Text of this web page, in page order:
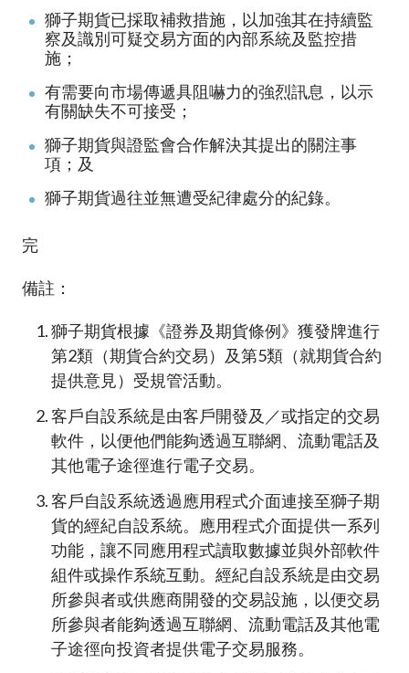
獅子期貨已採取補救措施，以加強其在持續監
察及識別可疑交易方面的內部系統及監控措
施；
有需要向市場傳遞具阻嚇力的強烈訊息，以示
有關缺失不可接受；
獅子期貨與證監會合作解決其提出的關注事
項；及
獅子期貨過往並無遭受紀律處分的紀錄。
完
備註：
獅子期貨根據《證券及期貨條例》獲發牌進行
第2類（期貨合約交易）及第5類（就期貨合約
提供意見）受規管活動。
客戶自設系統是由客戶開發及／或指定的交易
軟件，以便他們能夠透過互聯網、流動電話及
其他電子途徑進行電子交易。
客戶自設系統透過應用程式介面連接至獅子期
貨的經紀自設系統。應用程式介面提供一系列
功能，讓不同應用程式讀取數據並與外部軟件
組件或操作系統互動。經紀自設系統是由交易
所參與者或供應商開發的交易設施，以便交易
所參與者能夠透過互聯網、流動電話及其他電
子途徑向投資者提供電子交易服務。